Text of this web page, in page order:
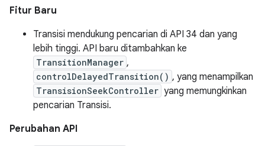
Fitur Baru
Transisi mendukung pencarian di API 34 dan yang
lebih tinggi. API baru ditambahkan ke
TransitionManager ,
controlDelayedTransition() , yang menampilkan
TransisionSeekController yang memungkinkan
pencarian Transisi.
Perubahan API